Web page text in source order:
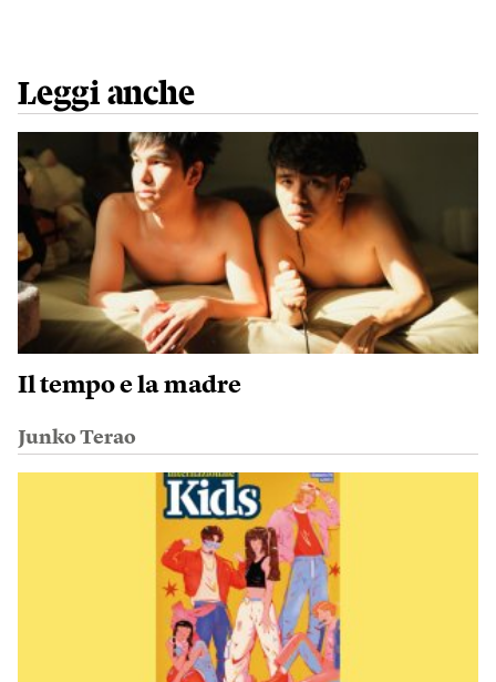
Leggi anche
Il tempo e la madre
Junko Terao